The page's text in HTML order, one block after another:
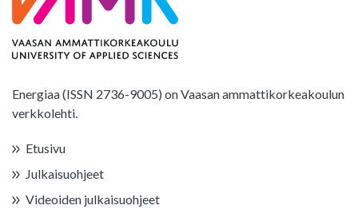
Energiaa (ISSN 2736-9005) on Vaasan ammattikorkeakoulun
verkkolehti.
Etusivu
Julkaisuohjeet
Videoiden julkaisuohjeet